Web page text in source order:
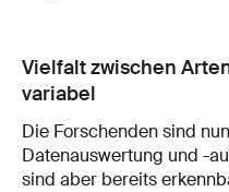
Vielfalt zwischen
variabel
Die Forschenden sind
Datenauswertung und -
sind aber bereits